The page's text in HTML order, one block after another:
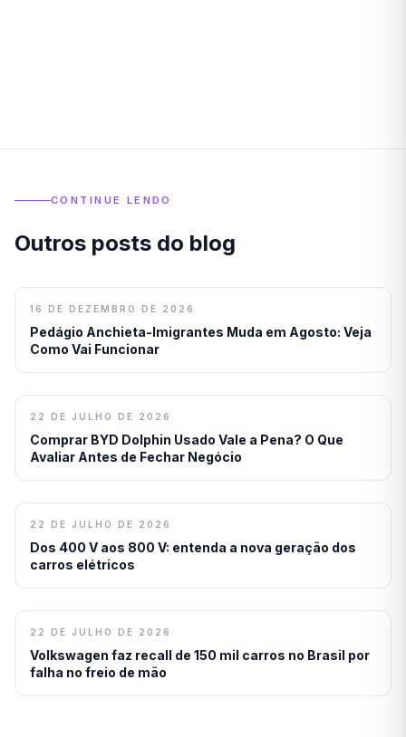
CONTINUE LENDO
Outros posts do blog
16 DE DEZEMBRO DE 2026
Pedágio Anchieta-Imigrantes Muda em Agosto: Veja
Como Vai Funcionar
22 DE JULHO DE 2026
Comprar BYD Dolphin Usado Vale a Pena? O Que
Avaliar Antes de Fechar Negócio
22 DE JULHO DE 2026
Dos 400 V aos 800 V: entenda a nova geração dos
carros elétricos
22 DE JULHO DE 2026
Volkswagen faz recall de 150 mil carros no Brasil por
falha no freio de mão